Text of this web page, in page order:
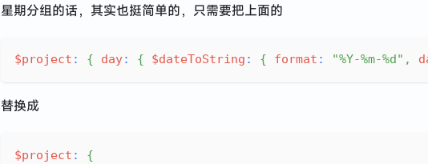
星期分组的话，其实也挺简单的，只需要把上面的
$project : { day: { $dateToString : { format : "%Y-%m-%d" ,
替换成
$project :
{